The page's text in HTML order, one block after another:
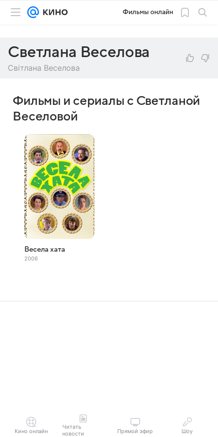
Фильмы онлайн
Светлана Веселова
Світлана Веселова
Фильмы и сериалы с Светланой
Веселовой
Весела хата
2006
Кино онлайн
Читать
новости
Прямой эфир Шоу